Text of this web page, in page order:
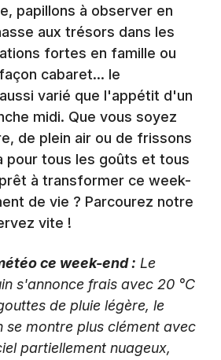
Garonne
papillons à observer en
aux trésors dans les
fortes en famille ou
cabaret... le
varié que l'appétit d'un
midi. Que vous soyez
de plein air ou de frissons
pour tous les goûts et tous
à transformer ce week-
de vie ? Parcourez notre
vite !
ce week-end : Le
s'annonce frais avec 20 °C
de pluie légère, le
se montre plus clément avec
partiellement nuageux,